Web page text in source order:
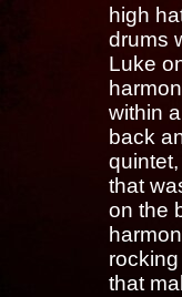
high
drums
Luke
within
back
that
on the
that